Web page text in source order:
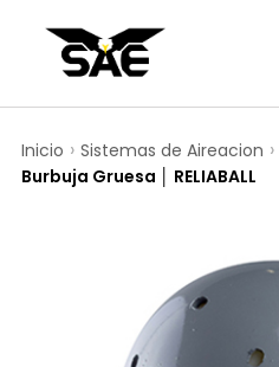
Inicio Sistemas de Aireacion
Burbuja Gruesa │ RELIABALL